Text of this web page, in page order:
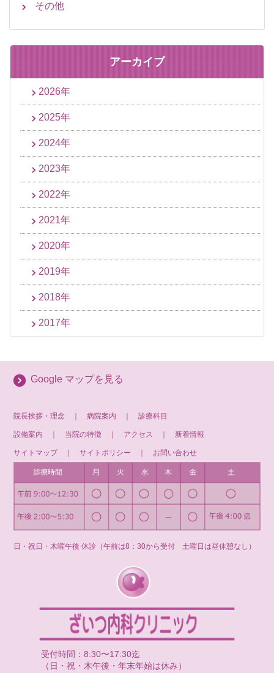
その他
アーカイブ
2026年
2025年
2024年
2023年
2022年
2021年
2020年
2019年
2018年
2017年
Google マップを見る
院長挨拶・理念 ｜病院案内 ｜診療科目
設備案内 当院の特徴 アクセス 新着情報
サイトマップ｜サイトポリシー お問い合わせ
日・祝日・木曜午後 休診（午前は8：30から受付 土曜日は昼休憩なし）
受付時間：8:30〜17:30迄
（日・祝・木午後・年末年始は休み）